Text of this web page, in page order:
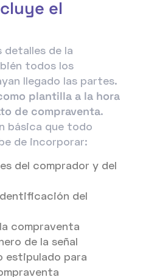
el
detalles de la
todos los
llegado las partes.
plantilla a la hora
de compraventa.
básica que todo
de incorporar:
del comprador y del
del
compraventa
de la señal
estipulado para